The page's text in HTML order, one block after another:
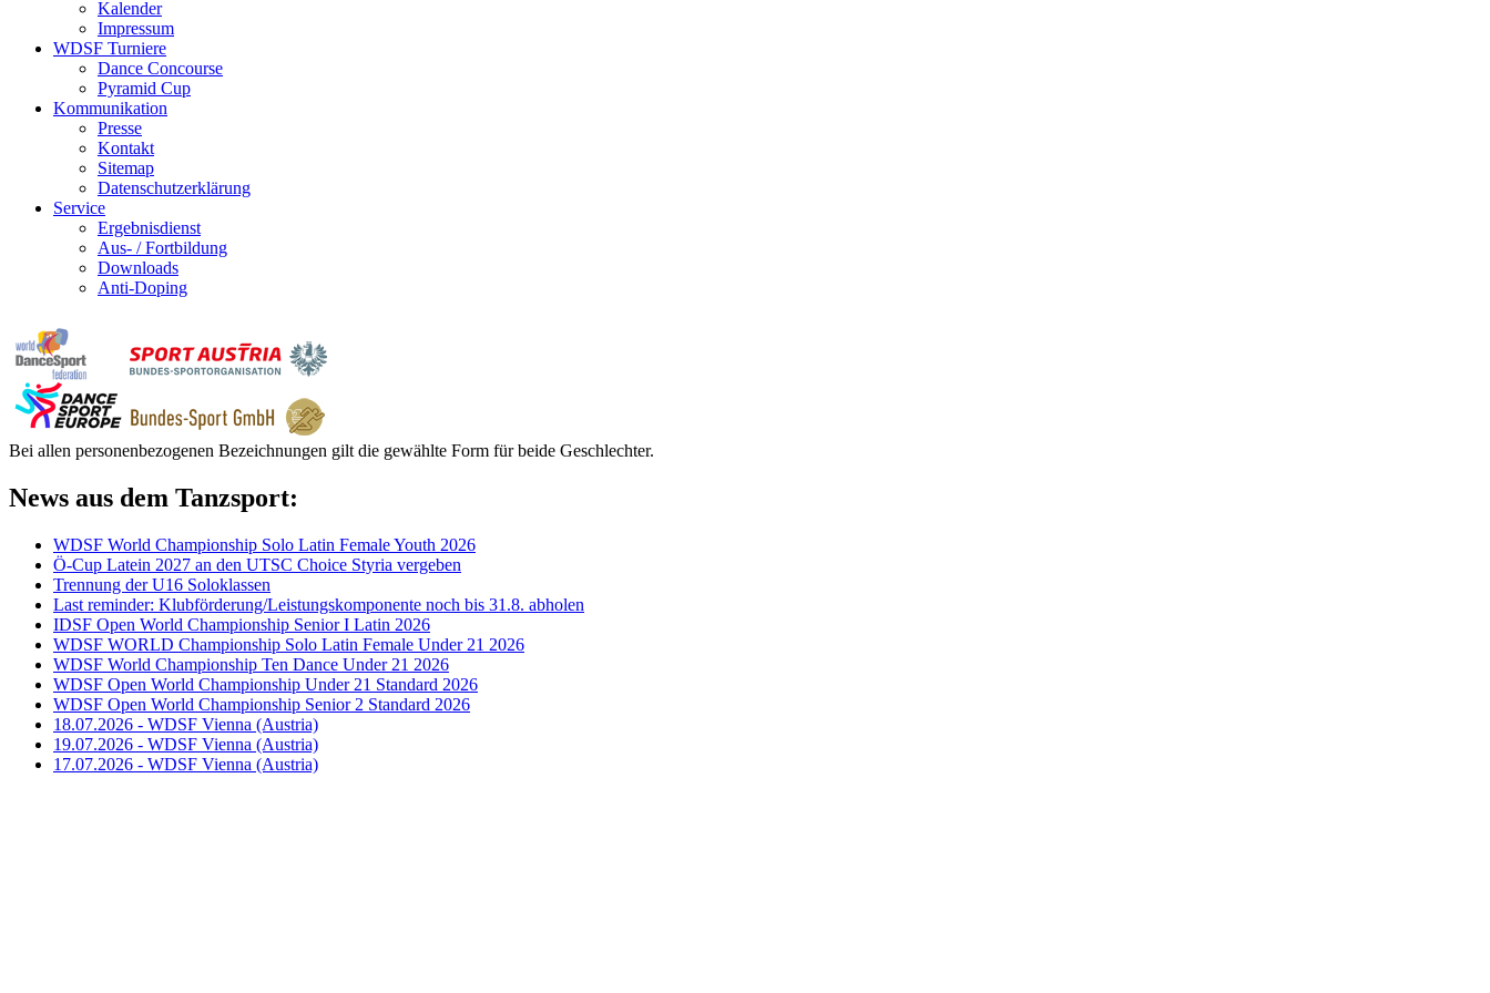
Kalender
Impressum
WDSF Turniere
Dance Concourse
Pyramid Cup
Kommunikation
Presse
Kontakt
Sitemap
Datenschutzerklärung
Service
Ergebnisdienst
Aus- / Fortbildung
Downloads
Anti-Doping
Bei allen personenbezogenen Bezeichnungen gilt die gewählte Form für beide Geschlechter.
News aus dem Tanzsport:
WDSF World Championship Solo Latin Female Youth 2026
Ö-Cup Latein 2027 an den UTSC Choice Styria vergeben
Trennung der U16 Soloklassen
Last reminder: Klubförderung/Leistungskomponente noch bis 31.8. abholen
IDSF Open World Championship Senior I Latin 2026
WDSF WORLD Championship Solo Latin Female Under 21 2026
WDSF World Championship Ten Dance Under 21 2026
WDSF Open World Championship Under 21 Standard 2026
WDSF Open World Championship Senior 2 Standard 2026
18.07.2026 - WDSF Vienna (Austria)
19.07.2026 - WDSF Vienna (Austria)
17.07.2026 - WDSF Vienna (Austria)